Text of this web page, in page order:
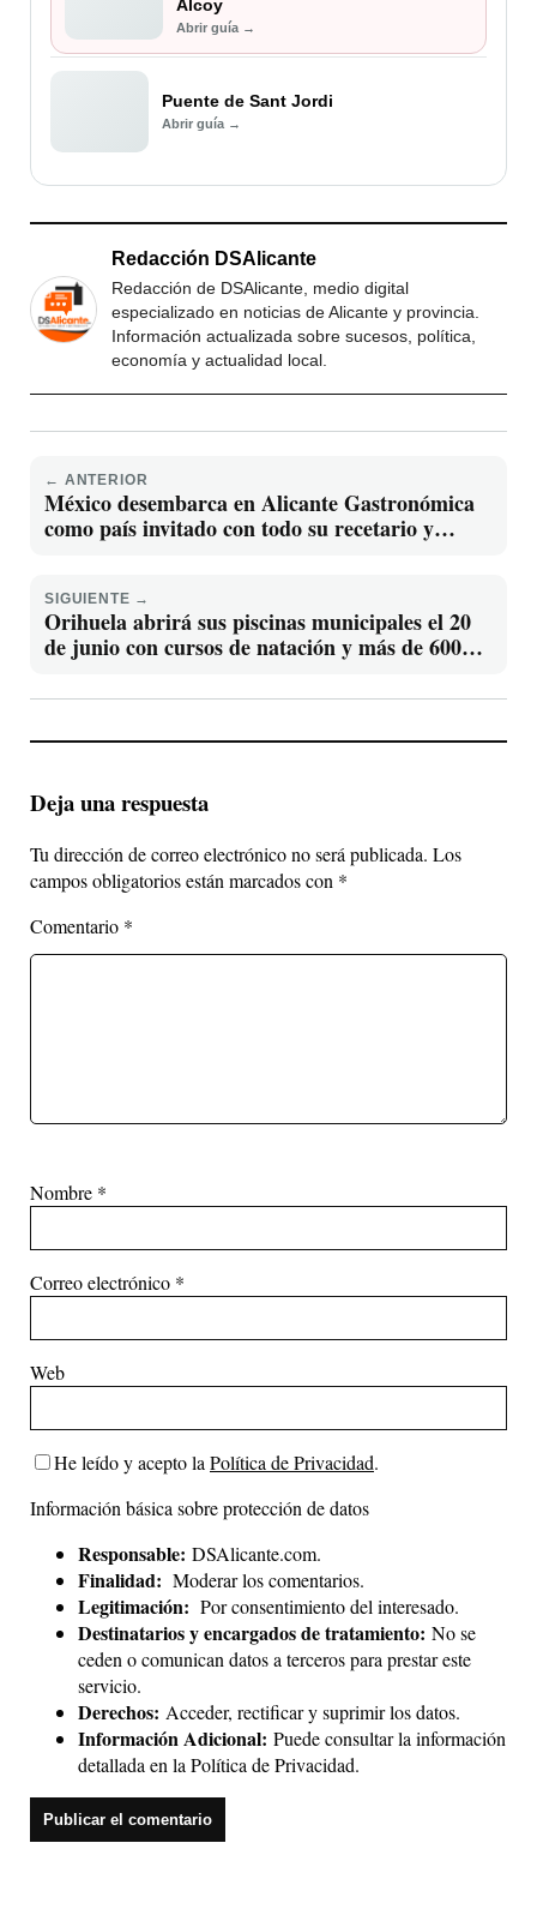
Alcoy
Abrir guía →
Puente de Sant Jordi
Abrir guía →
Redacción DSAlicante
Redacción de DSAlicante, medio digital
especializado en noticias de Alicante y provincia.
Información actualizada sobre sucesos, política,
economía y actualidad local.
← ANTERIOR
México desembarca en Alicante Gastronómica
como país invitado con todo su recetario y
SIGUIENTE →
Orihuela abrirá sus piscinas municipales el 20
de junio con cursos de natación y más de 600
Deja una respuesta
Tu dirección de correo electrónico no será publicada. Los
campos obligatorios están marcados con *
Comentario *
Nombre *
Correo electrónico *
Web
He leído y acepto la Política de Privacidad.
Información básica sobre protección de datos
Responsable: DSAlicante.com.
Finalidad: Moderar los comentarios.
Legitimación: Por consentimiento del interesado.
Destinatarios y encargados de tratamiento: No se
ceden o comunican datos a terceros para prestar este
servicio.
Derechos: Acceder, rectificar y suprimir los datos.
Información Adicional: Puede consultar la información
detallada en la Política de Privacidad.